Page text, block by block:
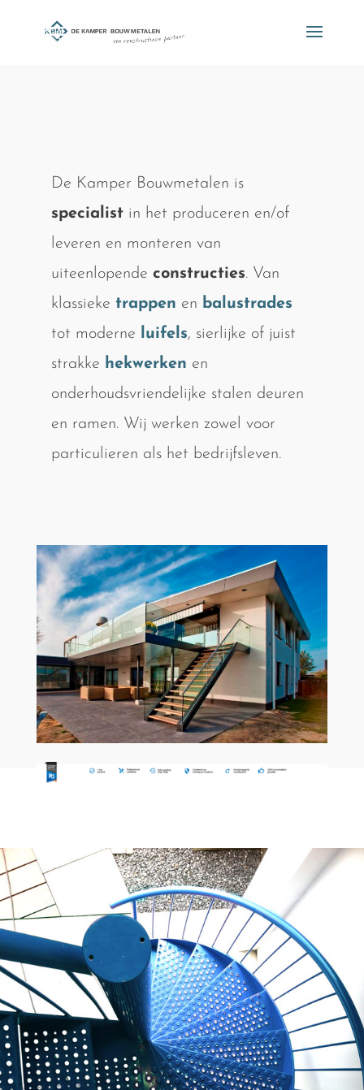
De Kamper Bouwmetalen is
specialistin het produceren en/of
leveren en monteren van
uiteenlopende constructies. Van
klassieke trappen en balustrades
tot moderne luifels, sierlijke of juist
strakke hekwerken en
onderhoudsvriendelijke stalen deuren
en ramen. Wij werken zowel voor
particulieren als het bedrijfsleven.